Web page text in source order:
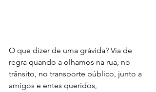
O que dizer de uma grávida? Via de
regra quando a olhamos na rua, no
trânsito, no transporte público, junto a
amigos e entes queridos,